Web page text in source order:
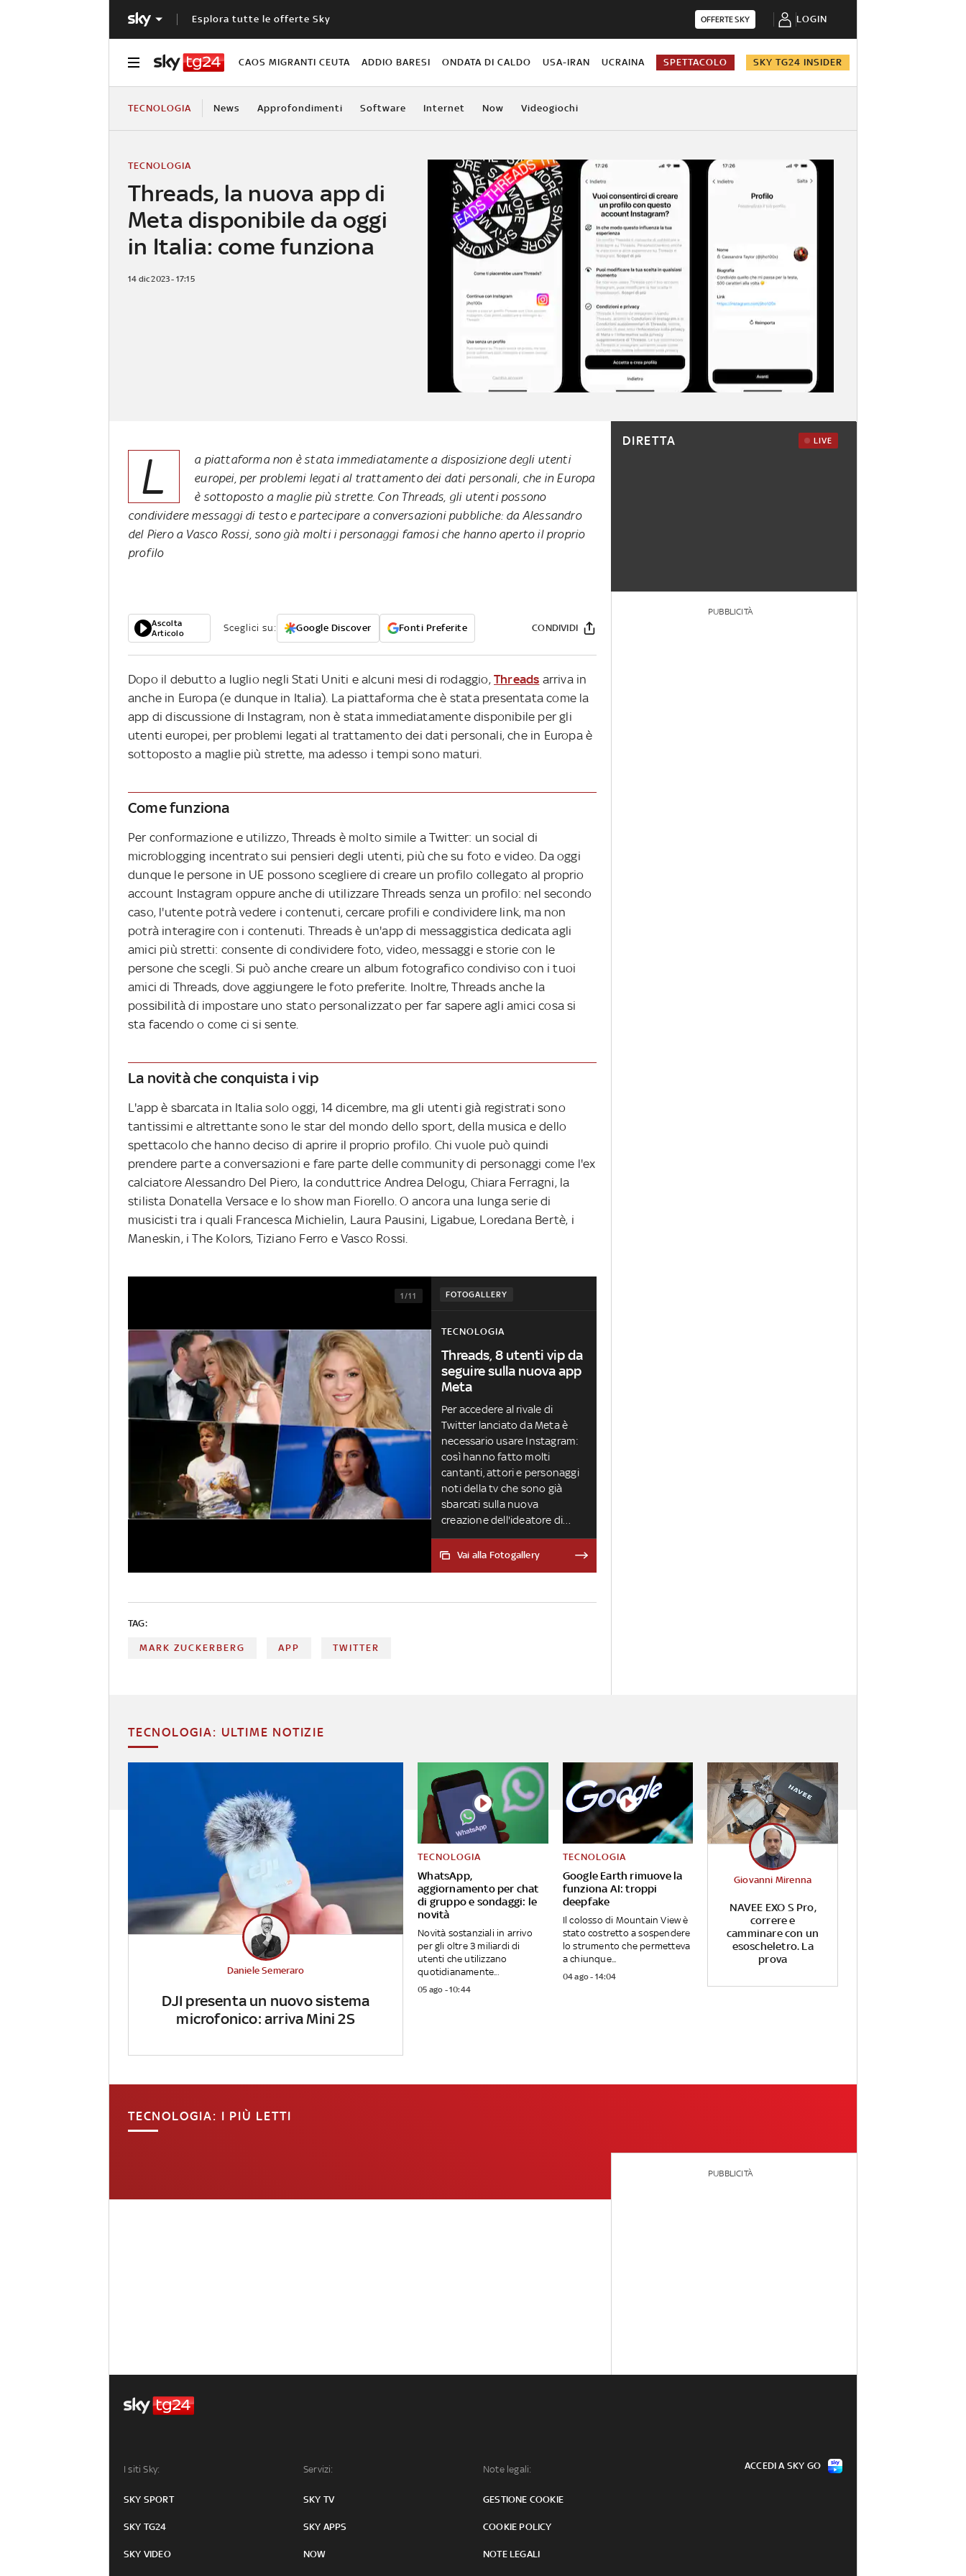
Esplora tutte le offerte Sky OFFERTE SKY LOGIN
CAOS MIGRANTI CEUTA ADDIO BARESI ONDATA DI CALDO USA-IRAN UCRAINA SPETTACOLO SKY TG24 INSIDER
TECNOLOGIA News Approfondimenti Software Internet Now Videogiochi
Threads, la nuova app di
Meta disponibile da oggi
in Italia: come funziona
TECNOLOGIA
14 dic 2023 - 17:15
L
a piattaforma non è stata immediatamente a disposizione degli utenti
europei, per problemi legati al trattamento dei dati personali, che in Europa
è sottoposto a maglie più strette. Con Threads, gli utenti possono
condividere messaggi di testo e partecipare a conversazioni pubbliche: da Alessandro
del Piero a Vasco Rossi, sono già molti i personaggi famosi che hanno aperto il proprio
profilo
Ascolta
Articolo
Sceglici su: Google Discover Fonti Preferite CONDIVIDI
Dopo il debutto a luglio negli Stati Uniti e alcuni mesi di rodaggio, Threads arriva in
anche in Europa (e dunque in Italia). La piattaforma che è stata presentata come la
app di discussione di Instagram, non è stata immediatamente disponibile per gli
utenti europei, per problemi legati al trattamento dei dati personali, che in Europa è
sottoposto a maglie più strette, ma adesso i tempi sono maturi.
Come funziona
Per conformazione e utilizzo, Threads è molto simile a Twitter: un social di
microblogging incentrato sui pensieri degli utenti, più che su foto e video. Da oggi
dunque le persone in UE possono scegliere di creare un profilo collegato al proprio
account Instagram oppure anche di utilizzare Threads senza un profilo: nel secondo
caso, l'utente potrà vedere i contenuti, cercare profili e condividere link, ma non
potrà interagire con i contenuti. Threads è un'app di messaggistica dedicata agli
amici più stretti: consente di condividere foto, video, messaggi e storie con le
persone che scegli. Si può anche creare un album fotografico condiviso con i tuoi
amici di Threads, dove aggiungere le foto preferite. Inoltre, Threads anche la
possibilità di impostare uno stato personalizzato per far sapere agli amici cosa si
sta facendo o come ci si sente.
La novità che conquista i vip
L'app è sbarcata in Italia solo oggi, 14 dicembre, ma gli utenti già registrati sono
tantissimi e altrettante sono le star del mondo dello sport, della musica e dello
spettacolo che hanno deciso di aprire il proprio profilo. Chi vuole può quindi
prendere parte a conversazioni e fare parte delle community di personaggi come l'ex
calciatore Alessandro Del Piero, la conduttrice Andrea Delogu, Chiara Ferragni, la
stilista Donatella Versace e lo show man Fiorello. O ancora una lunga serie di
musicisti tra i quali Francesca Michielin, Laura Pausini, Ligabue, Loredana Bertè, i
Maneskin, i The Kolors, Tiziano Ferro e Vasco Rossi.
FOTOGALLERY
1/11
TECNOLOGIA
Threads, 8 utenti vip da
seguire sulla nuova app
Meta
Per accedere al rivale di
Twitter lanciato da Meta è
necessario usare Instagram:
così hanno fatto molti
cantanti, attori e personaggi
noti della tv che sono già
sbarcati sulla nuova
creazione dell'ideatore di
Facebook, Mark Zuckerberg
Vai alla Fotogallery
TAG:
MARK ZUCKERBERG APP TWITTER
DIRETTA LIVE
PUBBLICITÀ
TECNOLOGIA: ULTIME NOTIZIE
DJI presenta un nuovo sistema
microfonico: arriva Mini 2S
Daniele Semeraro
WhatsApp,
aggiornamento per chat
di gruppo e sondaggi: le
novità
TECNOLOGIA
Novità sostanziali in arrivo
per gli oltre 3 miliardi di
utenti che utilizzano
quotidianamente...
05 ago - 10:44
Google Earth rimuove la
funziona AI: troppi
deepfake
TECNOLOGIA
Il colosso di Mountain View è
stato costretto a sospendere
lo strumento che permetteva
a chiunque...
04 ago - 14:04
NAVEE EXO S Pro,
correre e
camminare con un
esoscheletro. La
prova
Giovanni Mirenna
TECNOLOGIA: I PIÙ LETTI
PUBBLICITÀ
I siti Sky:
SKY SPORT
SKY TG24
SKY VIDEO
Servizi:
SKY TV
SKY APPS
NOW
Note legali:
GESTIONE COOKIE
COOKIE POLICY
NOTE LEGALI
ACCEDI A SKY GO